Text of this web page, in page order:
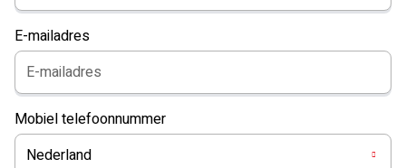
E-mailadres
Mobiel telefoonnummer
Nederland